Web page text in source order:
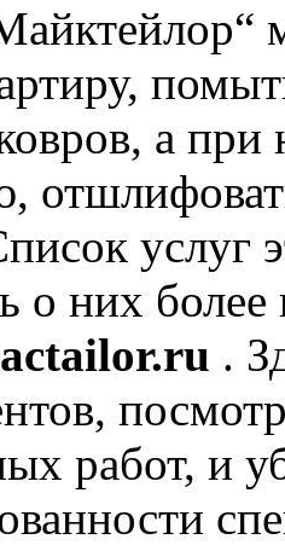
а при
услуг
о них
.
работ, и